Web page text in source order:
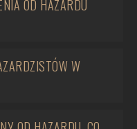
OD HAZARDU
W